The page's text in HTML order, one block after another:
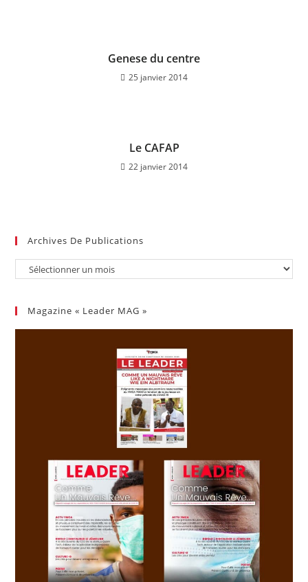
Genese du centre
25 janvier 2014
Le CAFAP
22 janvier 2014
Archives De Publications
Magazine « Leader MAG »